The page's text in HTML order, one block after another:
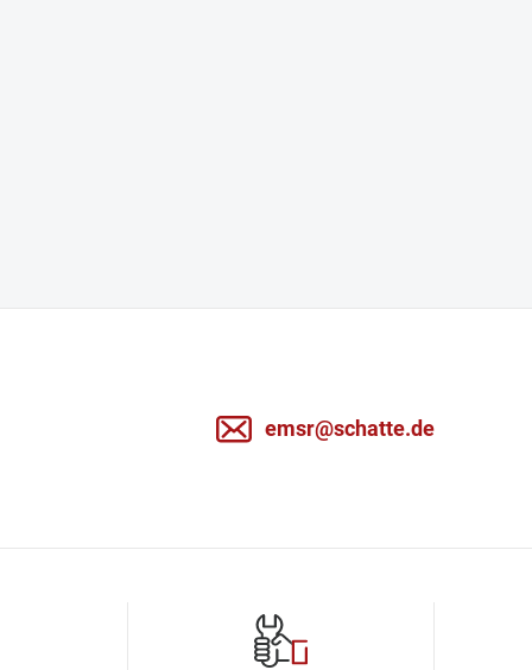
emsr@schatte.de